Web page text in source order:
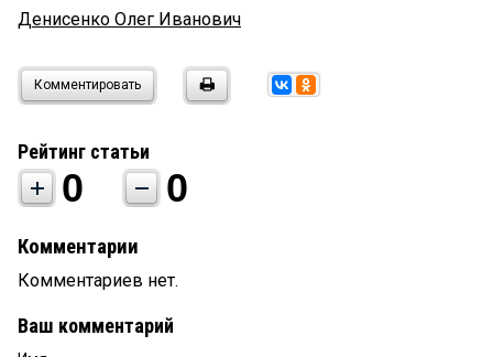
Денисенко Олег Иванович
Комментировать
Рейтинг статьи
0 0
Комментарии
Комментариев нет.
Ваш комментарий